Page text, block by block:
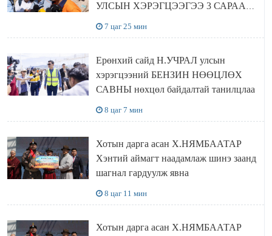
УЛСЫН ХЭРЭГЦЭЭГЭЭ 3 САРААР
7 цаг 25 мин
Ерөнхий сайд Н.УЧРАЛ улсын
хэрэгцээний БЕНЗИН НӨӨЦЛӨХ
САВНЫ нөхцөл байдалтай танилцлаа
8 цаг 7 мин
Хотын дарга асан Х.НЯМБААТАР
Хэнтий аймагт наадамлаж шинэ заанд
шагнал гардуулж явна
8 цаг 11 мин
Хотын дарга асан Х.НЯМБААТАР